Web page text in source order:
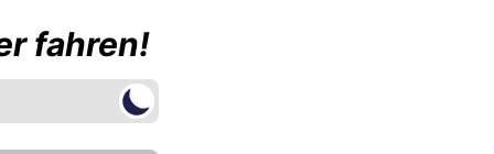
fahren!